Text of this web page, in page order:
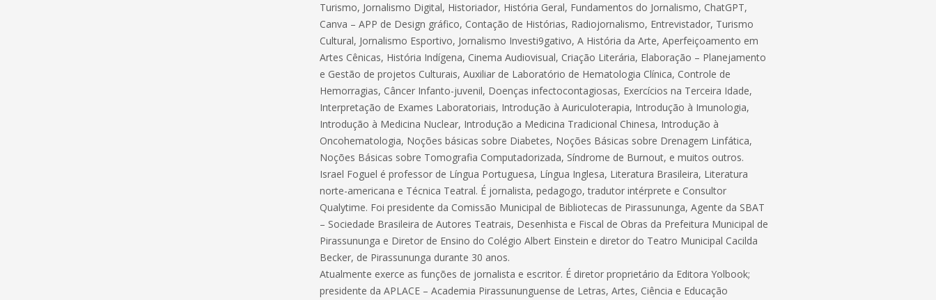
Turismo, Jornalismo Digital, Historiador, História Geral, Fundamentos do Jornalismo, ChatGPT,
Canva – APP de Design gráfico, Contação de Histórias, Radiojornalismo, Entrevistador, Turismo
Cultural, Jornalismo Esportivo, Jornalismo Investi9gativo, A História da Arte, Aperfeiçoamento em
Artes Cênicas, História Indígena, Cinema Audiovisual, Criação Literária, Elaboração – Planejamento
e Gestão de projetos Culturais, Auxiliar de Laboratório de Hematologia Clínica, Controle de
Hemorragias, Câncer Infanto-juvenil, Doenças infectocontagiosas, Exercícios na Terceira Idade,
Interpretação de Exames Laboratoriais, Introdução à Auriculoterapia, Introdução à Imunologia,
Introdução à Medicina Nuclear, Introdução a Medicina Tradicional Chinesa, Introdução à
Oncohematologia, Noções básicas sobre Diabetes, Noções Básicas sobre Drenagem Linfática,
Noções Básicas sobre Tomografia Computadorizada, Síndrome de Burnout, e muitos outros.
Israel Foguel é professor de Língua Portuguesa, Língua Inglesa, Literatura Brasileira, Literatura
norte-americana e Técnica Teatral. É jornalista, pedagogo, tradutor intérprete e Consultor
Qualytime. Foi presidente da Comissão Municipal de Bibliotecas de Pirassununga, Agente da SBAT
– Sociedade Brasileira de Autores Teatrais, Desenhista e Fiscal de Obras da Prefeitura Municipal de
Pirassununga e Diretor de Ensino do Colégio Albert Einstein e diretor do Teatro Municipal Cacilda
Becker, de Pirassununga durante 30 anos.
Atualmente exerce as funções de jornalista e escritor. É diretor proprietário da Editora Yolbook;
presidente da APLACE – Academia Pirassununguense de Letras, Artes, Ciência e Educação